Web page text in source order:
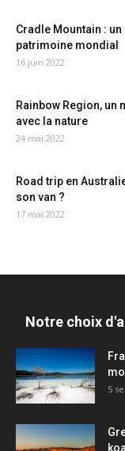
Cradle Mountain :
patrimoine mondial
16 juin 2022
Rainbow Region, un
avec la nature
24 mai 2022
Road trip en
son van ?
17 mai 2022
Notre choix
5